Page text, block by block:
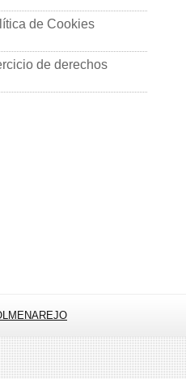
de Cookies
de derechos